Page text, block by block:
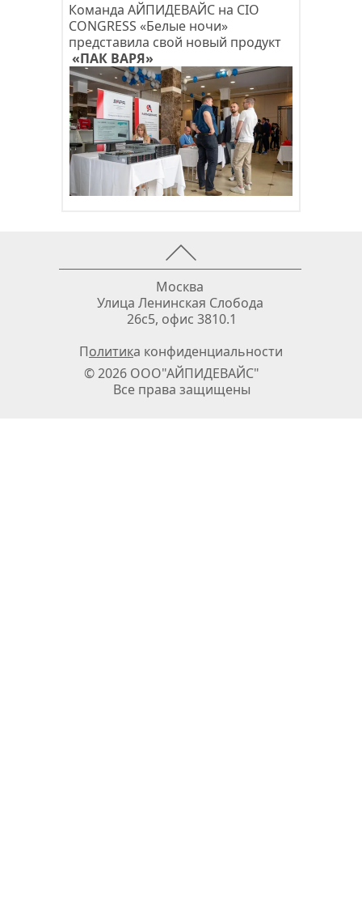
Команда АЙПИДЕВАЙС на CIO
CONGRESS «Белые ночи»
представила свой новый продукт
«ПАК ВАРЯ»
© 2026 ООО"АЙПИДЕВАЙС"
Все права защищены
Москва
Улица Ленинская Слобода
26с5, офис 3810.1
Политика конфиденциальности